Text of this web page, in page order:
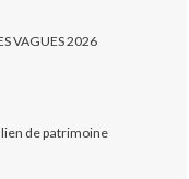
VAGUES 2026
de patrimoine